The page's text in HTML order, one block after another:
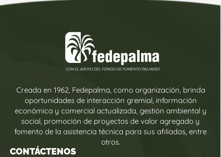
Creada en 1962, Fedepalma, como organización, brinda
oportunidades de interacción gremial, información
económica y comercial actualizada, gestión ambiental y
social, promoción de proyectos de valor agregado y
fomento de la asistencia técnica para sus afiliados, entre
otros.
CONTÁCTENOS